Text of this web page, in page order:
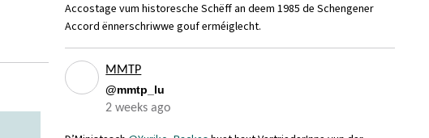
Accostage vum historesche Schëff an deem 1985 de Schengener
Accord ënnerschriwwe gouf erméiglecht.
MMTP
@mmtp_lu
2 weeks ago